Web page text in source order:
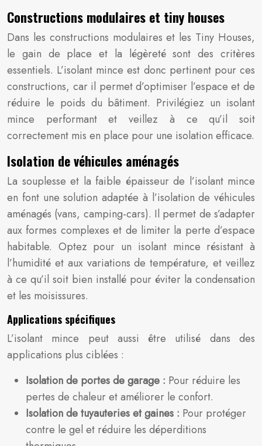
Constructions modulaires et tiny houses
Dans les constructions modulaires et les Tiny Houses,
le gain de place et la légèreté sont des critères
essentiels. L’isolant mince est donc pertinent pour ces
constructions, car il permet d’optimiser l’espace et de
réduire le poids du bâtiment. Privilégiez un isolant
mince performant et veillez à ce qu’il soit
correctement mis en place pour une isolation efficace.
Isolation de véhicules aménagés
La souplesse et la faible épaisseur de l’isolant mince
en font une solution adaptée à l’isolation de véhicules
aménagés (vans, camping-cars). Il permet de s’adapter
aux formes complexes et de limiter la perte d’espace
habitable. Optez pour un isolant mince résistant à
l’humidité et aux variations de température, et veillez
à ce qu’il soit bien installé pour éviter la condensation
et les moisissures.
Applications spécifiques
L’isolant mince peut aussi être utilisé dans des
applications plus ciblées :
Isolation de portes de garage : Pour réduire les
pertes de chaleur et améliorer le confort.
Isolation de tuyauteries et gaines : Pour protéger
contre le gel et réduire les déperditions